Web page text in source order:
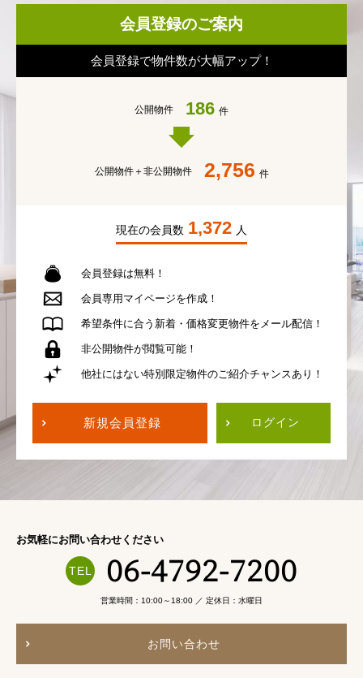
会員登録のご案内
会員登録で物件数が大幅アップ！
公開物件 186 件
公開物件＋非公開物件 2,756 件
現在の会員数 1,372 人
会員登録は無料！
会員専用 マイページを作成！
希望条件に合う 新着・価格変更物件を メール配信！
非公開物件が閲覧可能！
他社にはない特別限定物件のご紹介チャンスあり！
新規会員登録 ログイン
お気軽にお問い合わせください
06-4792-7200
営業時間：10:00～18:00 ／ 定休日：水曜日
お問い合わせ